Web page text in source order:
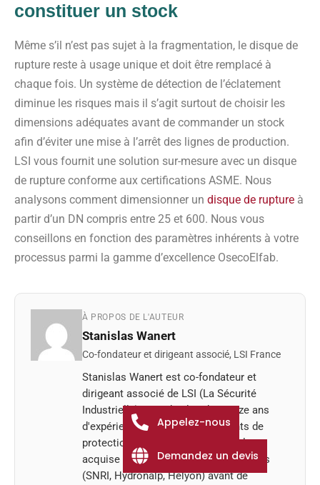
constituer un stock
Même s’il n’est pas sujet à la fragmentation, le disque de
rupture reste à usage unique et doit être remplacé à
chaque fois. Un système de détection de l’éclatement
diminue les risques mais il s’agit surtout de choisir les
dimensions adéquates avant de commander un stock
afin d’éviter une mise à l’arrêt des lignes de production.
LSI vous fournit une solution sur-mesure avec un disque
de rupture conforme aux certifications ASME. Nous
analysons comment dimensionner un disque de rupture à
partir d’un DN compris entre 25 et 600. Nous vous
conseillons en fonction des paramètres inhérents à votre
processus parmi la gamme d’excellence OsecoElfab.
À PROPOS DE L'AUTEUR
Stanislas Wanert
Co-fondateur et dirigeant associé, LSI France
Stanislas Wanert est co-fondateur et
dirigeant associé de LSI (La Sécurité
Industrielle). Fort de plus de quinze ans
d'expérience dans les équipements de
protection des procédés industriels,
acquise au sein de groupes spécialisés
(SNRI, Hydronalp, Helyon) avant de
Appelez-nous
Demandez un devis